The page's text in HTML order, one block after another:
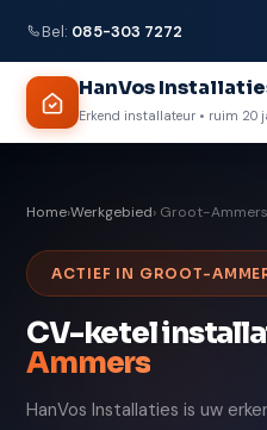
Bel: 085-303 7272
HanVos
Erkend installateur • ruim 20
Home›Werkgebied› Groot-Ammers
ACTIEF IN GROOT-
CV-ketel
Ammers
HanVos Installaties is uw